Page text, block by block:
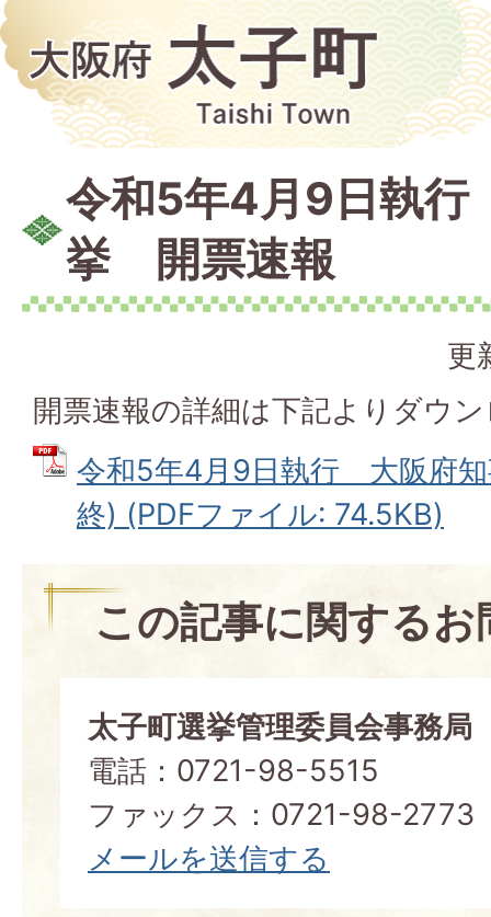
令和5年4月9日執
挙 開票速報
更
開票速報の詳細は下記よりダウ
令和5年4月9日執行 大阪府
終) (PDFファイル: 74.5KB)
この記事に関する
太子町選挙管理委員会事務局
電話：0721-98-5515
ファックス：0721-98-2773
メールを送信する